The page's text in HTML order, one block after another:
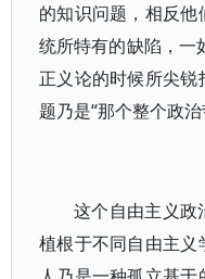
的知识问题，相反
统所特有的缺陷，一
正义论的时候所尖
题乃是“那个整个政治
这个自由主义政
植根于不同自由主